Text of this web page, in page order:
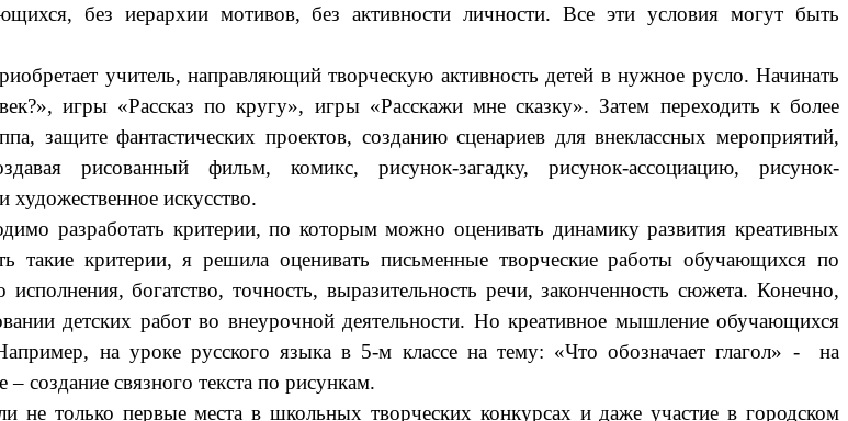
без иерархии мотивов, без активности личности. Все эти условия могут быть
учитель, направляющий творческую активность детей в нужное русло. Начинать
игры «Рассказ по кругу», игры «Расскажи мне сказку». Затем переходить к более
фантастических проектов, созданию сценариев для внеклассных мероприятий,
рисованный фильм, комикс, рисунок-загадку, рисунок-ассоциацию, рисунок-
художественное искусство.
разработать критерии, по которым можно оценивать динамику развития креативных
такие критерии, я решила оценивать письменные творческие работы обучающихся по
богатство, точность, выразительность речи, законченность сюжета. Конечно,
детских работ во внеурочной деятельности. Но креативное мышление обучающихся
на уроке русского языка в 5-м классе на тему: «Что обозначает глагол» - на
создание связного текста по рисункам.
не только первые места в школьных творческих конкурсах и даже участие в городском